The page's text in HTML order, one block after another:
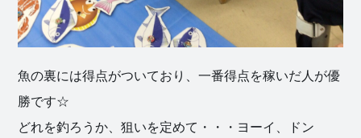
魚の裏には得点がついており、一番得点を稼いだ人が優
勝です☆
どれを釣ろうか、狙いを定めて・・・ヨーイ、ドン